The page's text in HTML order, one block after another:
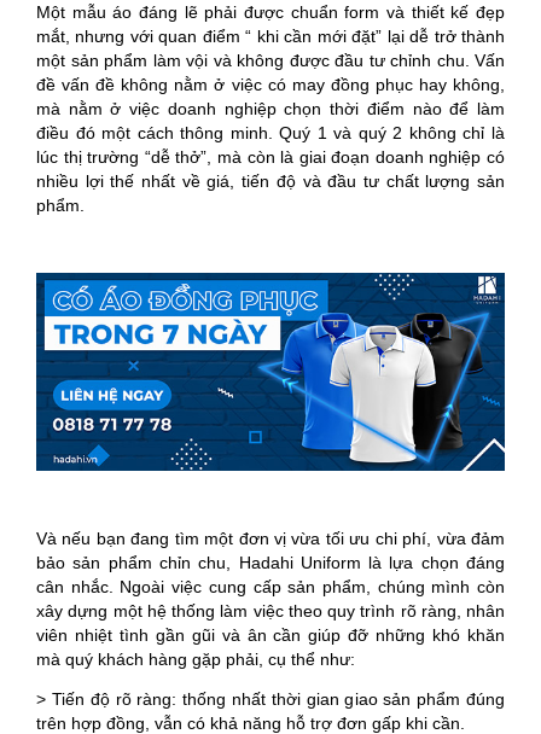
Một mẫu áo đáng lẽ phải được chuẩn form và thiết kế đẹp
mắt, nhưng với quan điểm “ khi cần mới đặt” lại dễ trở thành
một sản phẩm làm vội và không được đầu tư chỉnh chu. Vấn
đề vấn đề không nằm ở việc có may đồng phục hay không,
mà nằm ở việc doanh nghiệp chọn thời điểm nào để làm
điều đó một cách thông minh. Quý 1 và quý 2 không chỉ là
lúc thị trường “dễ thở”, mà còn là giai đoạn doanh nghiệp có
nhiều lợi thế nhất về giá, tiến độ và đầu tư chất lượng sản
phẩm.
Và nếu bạn đang tìm một đơn vị vừa tối ưu chi phí, vừa đảm
bảo sản phẩm chỉn chu, Hadahi Uniform là lựa chọn đáng
cân nhắc. Ngoài việc cung cấp sản phẩm, chúng mình còn
xây dựng một hệ thống làm việc theo quy trình rõ ràng, nhân
viên nhiệt tình gần gũi và ân cần giúp đỡ những khó khăn
mà quý khách hàng gặp phải, cụ thể như:
> Tiến độ rõ ràng: thống nhất thời gian giao sản phẩm đúng
trên hợp đồng, vẫn có khả năng hỗ trợ đơn gấp khi cần.